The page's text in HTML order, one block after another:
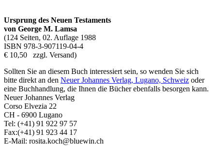
Ursprung des Neuen Testaments
von George M. Lamsa
(124 Seiten, 02. Auflage 1988
ISBN 978-3-907119-04-4
€ 10,50 zzgl. Versand)
Sollten Sie an diesem Buch interessiert sein, so wenden Sie sich
bitte direkt an den Neuer Johannes Verlag, Lugano, Schweiz oder
eine Buchhandlung, die Ihnen die Bücher ebenfalls besorgen kann.
Neuer Johannes Verlag
Corso Elvezia 22
CH - 6900 Lugano
Tel: (+41) 91 922 97 57
Fax:(+41) 91 923 44 17
E-Mail: rosita.koch@bluewin.ch